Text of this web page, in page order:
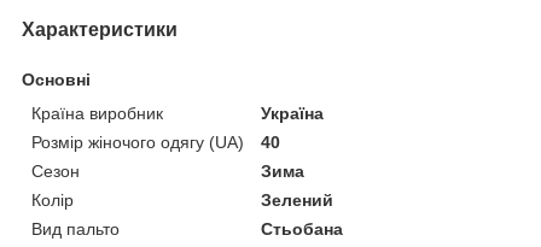
Характеристики
Основні
Країна виробник
Україна
Розмір жіночого одягу (UA)
40
Сезон
Зима
Колір
Зелений
Вид пальто
Стьобана